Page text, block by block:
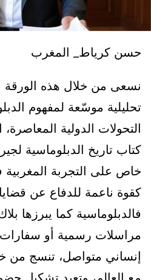
حسن كرياط_ المغرب
نسعى من خلال هذه الورقة
تحليلية موسّعة لمفهوم
التحولات الدولية
كتاب تاريخ الدبلوماسية
خاص على التجربة المغربية
كقوة ناعمة للدفاع عن
فالدبلوماسية كما يبرزها
مراسلات رسمية أو
إنساني متواصل، تنسج من